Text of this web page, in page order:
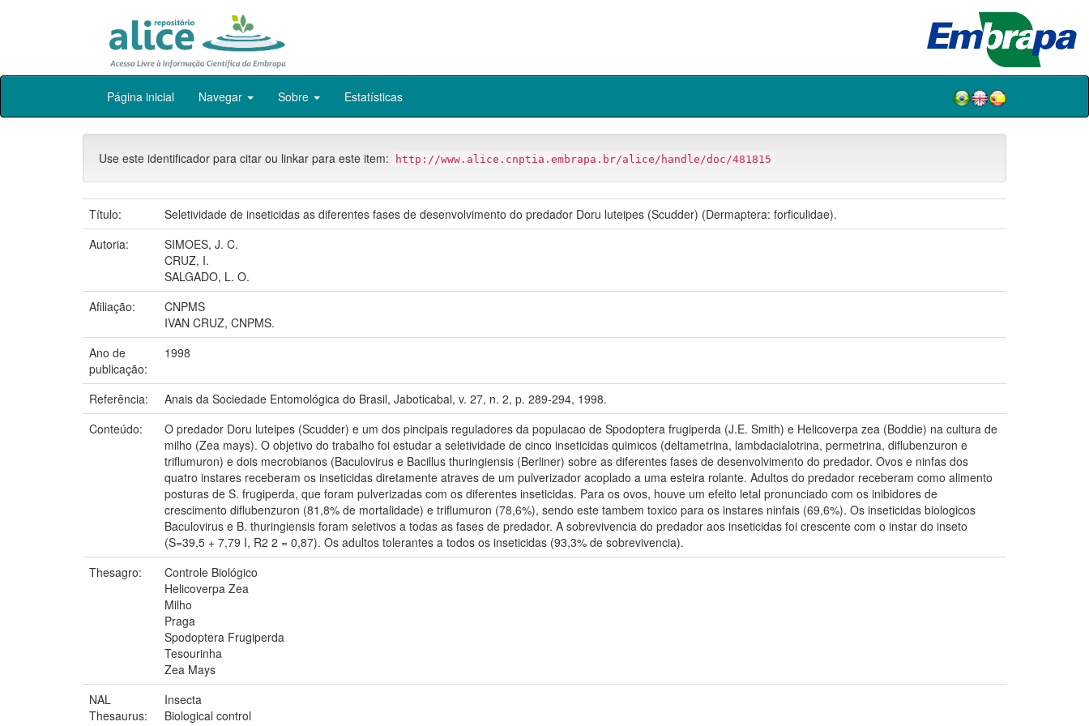
Skip
Página inicial Navegar Sobre Estatísticas
Use este identificador para citar ou linkar para este item: http://www.alice.cnptia.embrapa.br/alice/handle/doc/481815
Título:
Seletividade de inseticidas as diferentes fases de desenvolvimento do predador Doru luteipes (Scudder) (Dermaptera: forficulidae).
Autoria:
SIMOES, J. C.
CRUZ, I.
SALGADO, L. O.
Afiliação:
CNPMS
IVAN CRUZ, CNPMS.
Ano de
publicação:
1998
Referência:
Anais da Sociedade Entomológica do Brasil, Jaboticabal, v. 27, n. 2, p. 289-294, 1998.
Conteúdo:
O predador Doru luteipes (Scudder) e um dos pincipais reguladores da populacao de Spodoptera frugiperda (J.E. Smith) e Helicoverpa zea (Boddie) na cultura de
milho (Zea mays). O objetivo do trabalho foi estudar a seletividade de cinco inseticidas quimicos (deltametrina, lambdacialotrina, permetrina, diflubenzuron e
triflumuron) e dois mecrobianos (Baculovirus e Bacillus thuringiensis (Berliner) sobre as diferentes fases de desenvolvimento do predador. Ovos e ninfas dos
quatro instares receberam os inseticidas diretamente atraves de um pulverizador acoplado a uma esteira rolante. Adultos do predador receberam como alimento
posturas de S. frugiperda, que foram pulverizadas com os diferentes inseticidas. Para os ovos, houve um efeito letal pronunciado com os inibidores de
crescimento diflubenzuron (81,8% de mortalidade) e triflumuron (78,6%), sendo este tambem toxico para os instares ninfais (69,6%). Os inseticidas biologicos
Baculovirus e B. thuringiensis foram seletivos a todas as fases de predador. A sobrevivencia do predador aos inseticidas foi crescente com o instar do inseto
(S=39,5 + 7,79 I, R2 2 = 0,87). Os adultos tolerantes a todos os inseticidas (93,3% de sobrevivencia).
Thesagro:
Controle Biológico
Helicoverpa Zea
Milho
Praga
Spodoptera Frugiperda
Tesourinha
Zea Mays
NAL
Thesaurus:
Insecta
Biological control